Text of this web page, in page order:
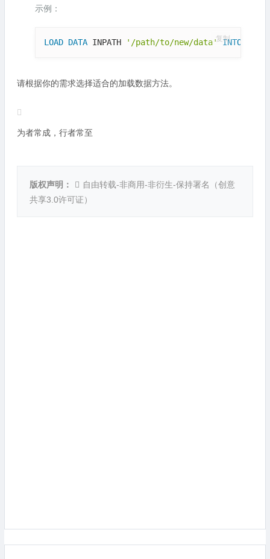
示例：
LOAD DATA INPATH '/path/to/new/data' INTO
复制
请根据你的需求选择适合的加载数据方法。
为者常成，行者常至
版权声明： 自由转载-非商用-非衍生-保持署名（创意
共享3.0许可证）